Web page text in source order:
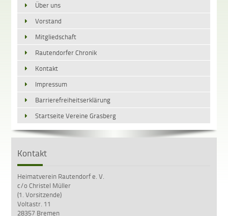
Über uns
Vorstand
Mitgliedschaft
Rautendorfer Chronik
Kontakt
Impressum
Barrierefreiheitserklärung
Startseite Vereine Grasberg
Kontakt
Heimatverein Rautendorf e. V.
c/o Christel Müller
(1. Vorsitzende)
Voltastr. 11
28357 Bremen